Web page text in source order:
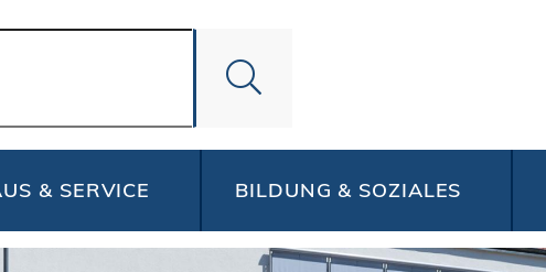
& SERVICE BILDUNG & SOZIALES